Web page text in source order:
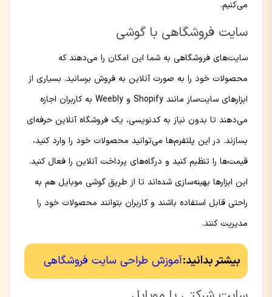
می‌کنیم.
سایت فروشگاهی با گوشی
سایت‌های فروشگاهی به شما این امکان را می‌دهند که
محصولات خود را به صورت آنلاین به فروش برسانید. بسیاری از
ابزارهای سایت‌ساز مانند Shopify و Weebly به کاربران اجازه
می‌دهند تا بدون نیاز به کدنویسی، یک فروشگاه آنلاین حرفه‌ای
بسازند. در این پلتفرم‌ها می‌توانید محصولات خود را وارد کنید،
قیمت‌ها را تنظیم کنید و درگاه‌های پرداخت آنلاین را فعال کنید.
این ابزارها بهینه‌سازی شده‌اند تا از طریق گوشی موبایل هم به
راحتی قابل استفاده باشند و کاربران بتوانند محصولات خود را
مدیریت کنند.
بیشتر بدانید:آموزش طراحی سایت فروشگاهی